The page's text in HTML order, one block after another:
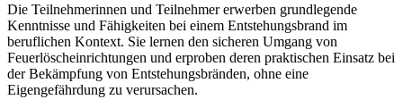
Die Teilnehmerinnen und Teilnehmer erwerben grundlegende
Kenntnisse und Fähigkeiten bei einem Entstehungsbrand im
beruflichen Kontext. Sie lernen den sicheren Umgang von
Feuerlöscheinrichtungen und erproben deren praktischen Einsatz bei
der Bekämpfung von Entstehungsbränden, ohne eine
Eigengefährdung zu verursachen.